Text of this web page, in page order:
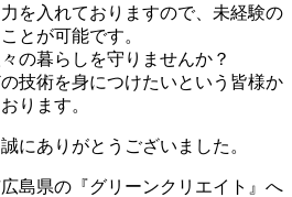
を入れておりますので、未経験の
とが可能です。
の暮らしを守りませんか？
技術を身につけたいという皆様か
ります。
にありがとうございました。
島県の『グリーンクリエイト』へ